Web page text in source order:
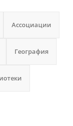
Ассоциации
География